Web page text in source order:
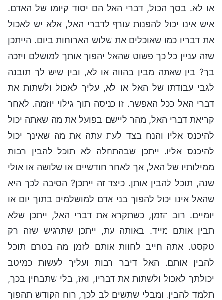
או לא. בסך הכול, דברי האל הם יסוד קיומו של האדם.
איש אינו יכול להפנות עורף לדברי האל, אלא יש לאכול
את דבריו כמו שאוכלים את שלוש הארוחות ביום. הייתכן
שזה עניין כל כך פשוט שהאל יהפוך אותך למושלם ויזכה
בך? בין שאתה מבין בהווה או לא, ובין שיש לך תובנה
לגבי עבודתו של האל או לא, עליך לאכול ולשתות את
דברי האל ככל האפשר. זו כניסה תוך גילוי יוזמה. לאחר
קריאת דברי האל, מהר ליישם בפועל את מה שאתה יכול
להיכנס אליו והנח בצד לעת עתה את מה שאינך יכול
להיכנס אליו. ייתכן שבהתחלה לא תוכל להבין רבות
ממילותיו של האל, אך לאחר חודשיים או שלושה או אולי
שנה, תוכל להבין אותן. כיצד זה ייתכן? הסיבה לכך היא
שהאל אינו יכול להפוך בני אדם למושלמים בתוך יום או
יומיים. רוב הזמן, כשתקרא את דברי האל, ייתכן שלא
תבין אותם מייד. באותה עת, ייתכן שתרגיש שזה רק
טקסט. אתה חייב לחוות אותם לזמן מה בטרם תוכל
להבין אותם. האל דיבר רבות ועליך לעשות כמיטב
יכולתך לאכול ולשתות את דבריו, ואז, בלי שתבחין בכך,
תלמד להבין, ומבלי שתשים לב לכך, רוח הקודש תהפוך